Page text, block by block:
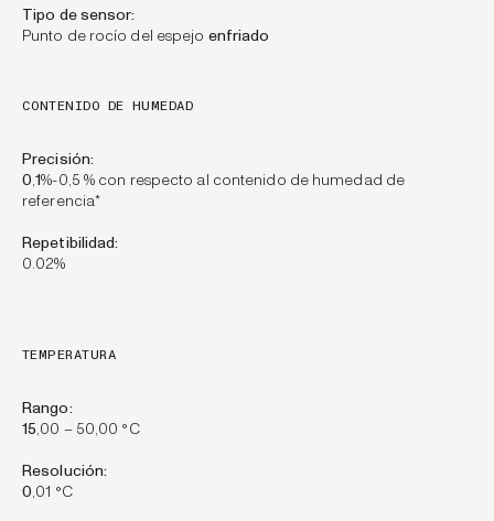
Tipo de sensor:
Punto de rocío del espejo enfriado
CONTENIDO DE HUMEDAD
Precisión:
0,1%-0,5 % con respecto al contenido de humedad de
referencia*
Repetibilidad:
0.02%
TEMPERATURA
Rango:
15,00 – 50,00 °C
Resolución:
0,01 °C